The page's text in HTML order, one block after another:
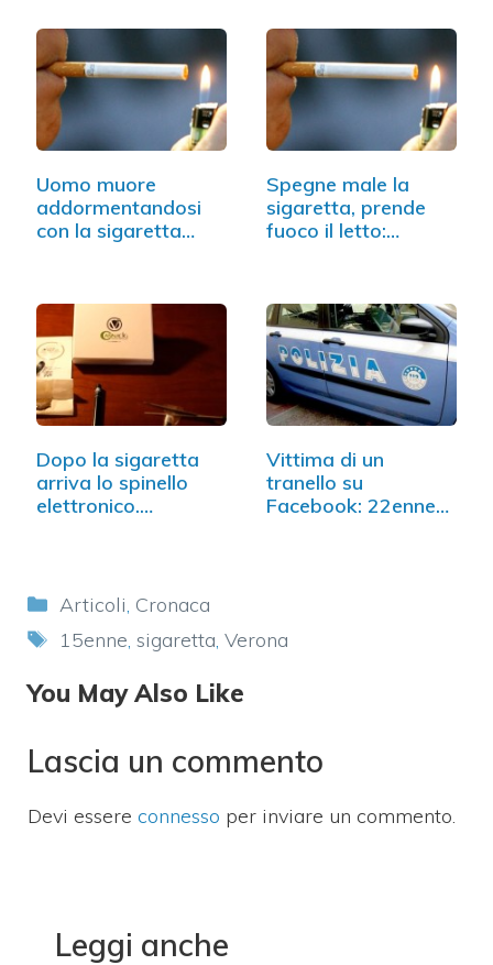
Uomo muore
addormentandosi
con la sigaretta
Spegne male la
sigaretta, prende
fuoco il letto:…
Dopo la sigaretta
arriva lo spinello
elettronico.…
Vittima di un
tranello su
Facebook: 22enne
Categorie
Articoli Cronaca
Tag
15enne sigaretta Verona
You May Also Like
Lascia un commento
Devi essere connesso per inviare un commento.
Leggi anche